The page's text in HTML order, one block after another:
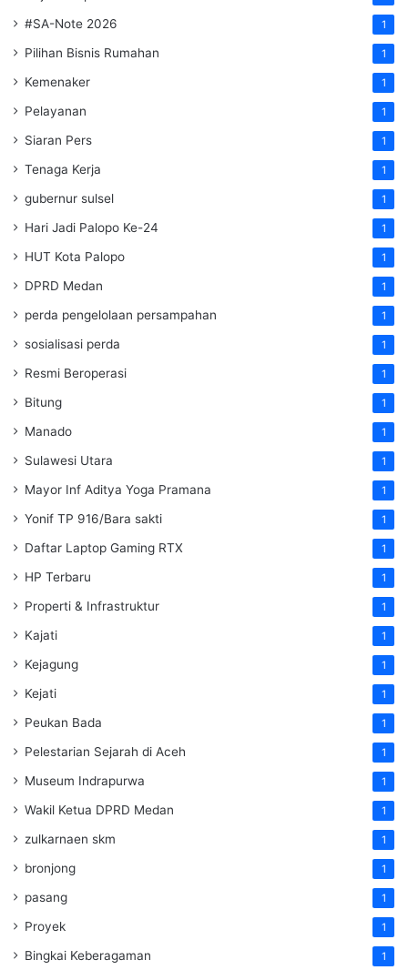
#SA-Note 2026 1
Pilihan Bisnis Rumahan 1
Kemenaker 1
Pelayanan 1
Siaran Pers 1
Tenaga Kerja 1
gubernur sulsel 1
Hari Jadi Palopo Ke-24 1
HUT Kota Palopo 1
DPRD Medan 1
perda pengelolaan persampahan 1
sosialisasi perda 1
Resmi Beroperasi 1
Bitung 1
Manado 1
Sulawesi Utara 1
Mayor Inf Aditya Yoga Pramana 1
Yonif TP 916/Bara sakti 1
Daftar Laptop Gaming RTX 1
HP Terbaru 1
Properti & Infrastruktur 1
Kajati 1
Kejagung 1
Kejati 1
Peukan Bada 1
Pelestarian Sejarah di Aceh 1
Museum Indrapurwa 1
Wakil Ketua DPRD Medan 1
zulkarnaen skm 1
bronjong 1
pasang 1
Proyek 1
Bingkai Keberagaman 1